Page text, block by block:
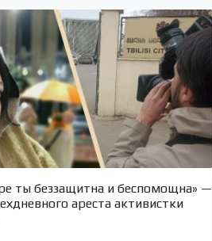
ты беззащитна и беспомощна» —
ареста активистки